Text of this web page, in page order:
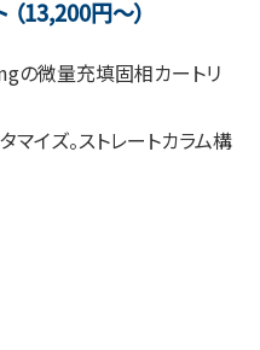
13,200円～）
の微量充填固相カートリ
イズ。ストレートカラム構